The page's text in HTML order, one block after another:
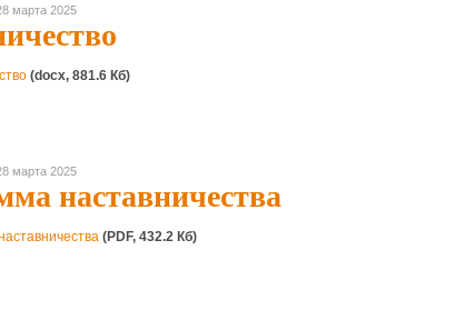
марта 2025
(docx, 881.6 Кб)
марта 2025
наставничества
(PDF, 432.2 Кб)